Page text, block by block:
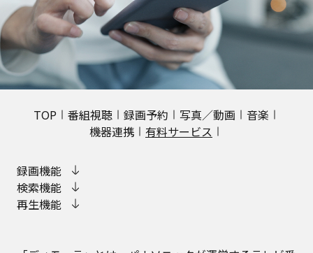
TOP 番組視聴 録画予約 写真／動画
音楽
機器連携
有料サービス
録画機能
検索機能
再生機能